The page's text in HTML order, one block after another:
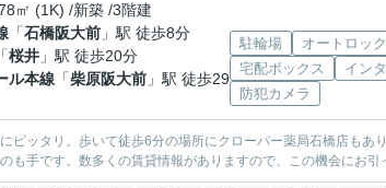
㎡ (1K) /新築 /3階建
「石橋阪大前 」駅 徒歩8分
「桜井 」駅 徒歩20分
ル本線 「柴原阪大前 」駅 徒歩29
駐輪場 オートロック
宅配ボックス
イン
防犯カメラ
ピッタリ。歩いて徒歩6分の場所にクローバー薬局石橋店もあ
も手です。数多くの賃貸情報がありますので、この機会にお引